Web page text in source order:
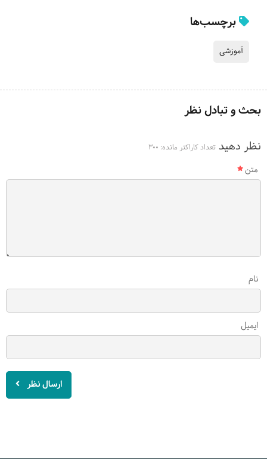
برچسب‌ها
آموزشی
بحث و تبادل نظر
نظر دهید تعداد کاراکتر مانده: 300
متن
نام
ایمیل
ارسال نظر